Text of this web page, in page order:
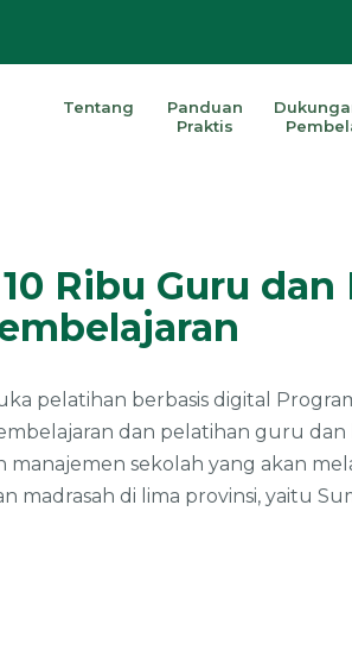
Tentang
Panduan
Praktis
Ribu Guru
pelatihan berbasis digital
dan pelatihan guru dan
manajemen sekolah yang akan
madrasah di lima provinsi, yaitu